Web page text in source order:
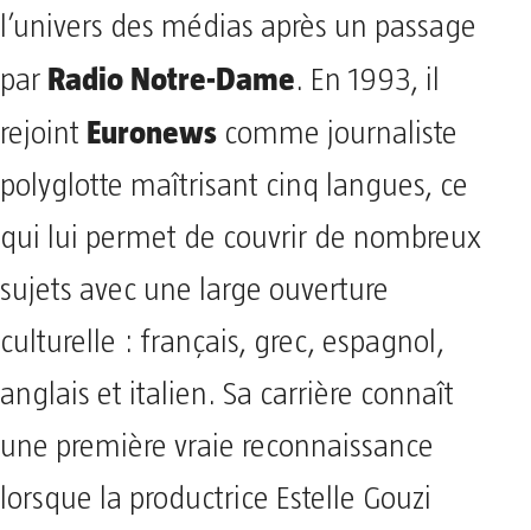
l’univers des médias après un passage
par Radio Notre-Dame. En 1993, il
rejoint Euronews comme journaliste
polyglotte maîtrisant cinq langues, ce
qui lui permet de couvrir de nombreux
sujets avec une large ouverture
culturelle : français, grec, espagnol,
anglais et italien. Sa carrière connaît
une première vraie reconnaissance
lorsque la productrice Estelle Gouzi